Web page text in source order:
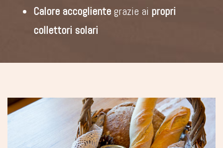
Calore accoglientegrazie ai propri
collettori solari